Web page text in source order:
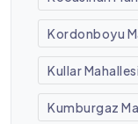
Kordonboyu
Kullar Mahallesi
Kumburgaz